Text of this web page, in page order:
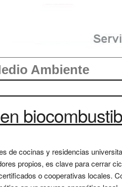
Ambiente
de cocinas y residencias
propios, es clave para cerrar
o cooperativas locales.